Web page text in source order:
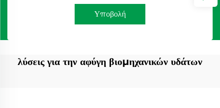
Υποβολή
λύσεις για την αφύγη βιομηχανικών υδάτων